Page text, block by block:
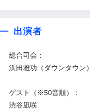
出演者
総合司会：
浜田雅功（ダウンタウン）
ゲスト（※50音順）：
渋谷凪咲